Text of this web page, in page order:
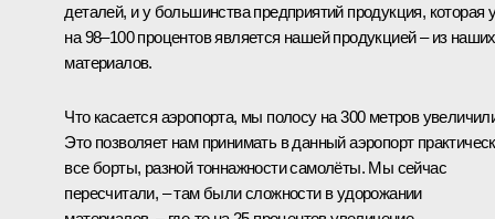
деталей, и у большинства предприятий продукция, которая
на 98–100 процентов является нашей продукцией – из наших
материалов.
Что касается аэропорта, мы полосу на 300 метров
Это позволяет нам принимать в данный аэропорт
все борты, разной тоннажности самолёты. Мы сейчас
пересчитали, – там были сложности в удорожании